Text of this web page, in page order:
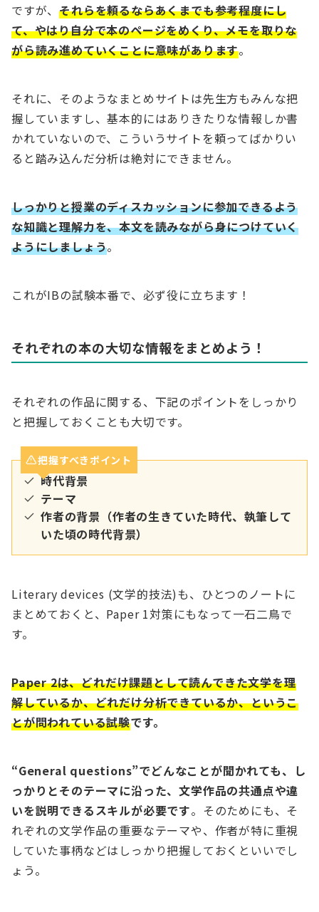
ですが、それらを頼るならあくまでも参考程度にし
て、やはり自分で本のページをめくり、メモを取りな
がら読み進めていくことに意味があります。
それに、そのようなまとめサイトは先生方もみんな把
握していますし、基本的にはありきたりな情報しか書
かれていないので、こういうサイトを頼ってばかりい
ると踏み込んだ分析は絶対にできません。
しっかりと授業のディスカッションに参加できるよう
な知識と理解力を、本文を読みながら身につけていく
ようにしましょう。
これがIBの試験本番で、必ず役に立ちます！
それぞれの本の大切な情報をまとめよう！
それぞれの作品に関する、下記のポイントをしっかり
と把握しておくことも大切です。
把握すべきポイント
時代背景
テーマ
作者の背景（作者の生きていた時代、執筆して
いた頃の時代背景）
Literary devices (文学的技法)も、ひとつのノートに
まとめておくと、Paper 1対策にもなって一石二鳥で
す。
Paper 2は、どれだけ課題として読んできた文学を理
解しているか、どれだけ分析できているか、というこ
とが問われている試験です。
“General questions”でどんなことが聞かれても、し
っかりとそのテーマに沿った、文学作品の共通点や違
いを説明できるスキルが必要です。そのためにも、そ
れぞれの文学作品の重要なテーマや、作者が特に重視
していた事柄などはしっかり把握しておくといいでし
ょう。